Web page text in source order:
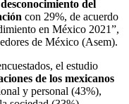
desconocimiento del
con 29%, de acuerdo
en México 2021”,
de México (Asem).
el estudio
de los mexicanos
y personal (43%),